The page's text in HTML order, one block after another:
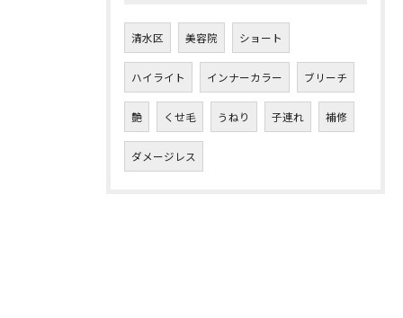
清水区 美容院 ショート
ハイライト インナーカラー ブリーチ
艶 くせ毛 うねり 子連れ 補修
ダメージレス